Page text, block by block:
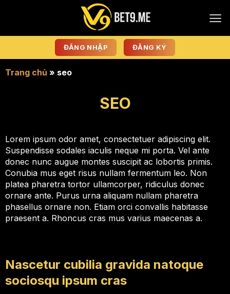
ĐĂNG NHẬP ĐĂNG KÝ
Trang chủ » seo
SEO
Lorem ipsum odor amet, consectetuer adipiscing elit.
Suspendisse sodales iaculis neque mi porta. Vel ante
donec nunc augue montes suscipit ac lobortis primis.
Conubia mus eget risus nullam fermentum leo. Non
platea pharetra tortor ullamcorper, ridiculus donec
ornare ante. Purus urna aliquam nullam pharetra
phasellus ornare non. Etiam orci convallis habitasse
praesent a. Rhoncus cras mus varius maecenas a.
Nascetur cubilia gravida natoque
sociosqu ipsum cras